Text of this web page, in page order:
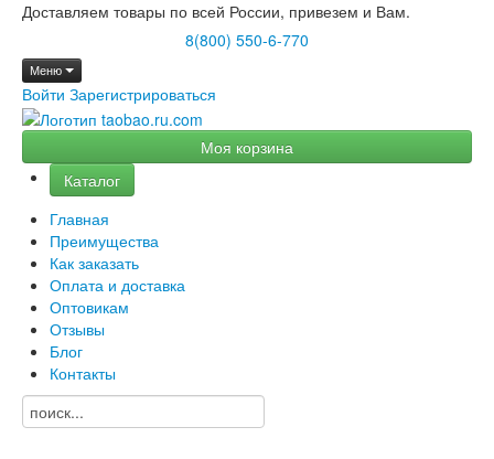
Доставляем товары по всей России, привезем и Вам.
8(800) 550-6-770
Меню
Войти Зарегистрироваться
Моя корзина
Каталог
Главная
Преимущества
Как заказать
Оплата и доставка
Оптовикам
Отзывы
Блог
Контакты